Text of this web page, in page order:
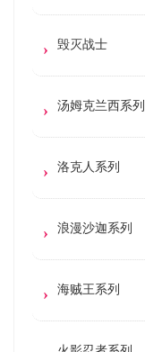
毁灭战士
汤姆克兰西系列
洛克人系列
浪漫沙迦系列
海贼王系列